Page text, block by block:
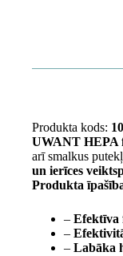
Produkta kods:
UWANT HEPA
arī smalkus
un ierīces
Produkta
– Efektīva
–
– Labāka